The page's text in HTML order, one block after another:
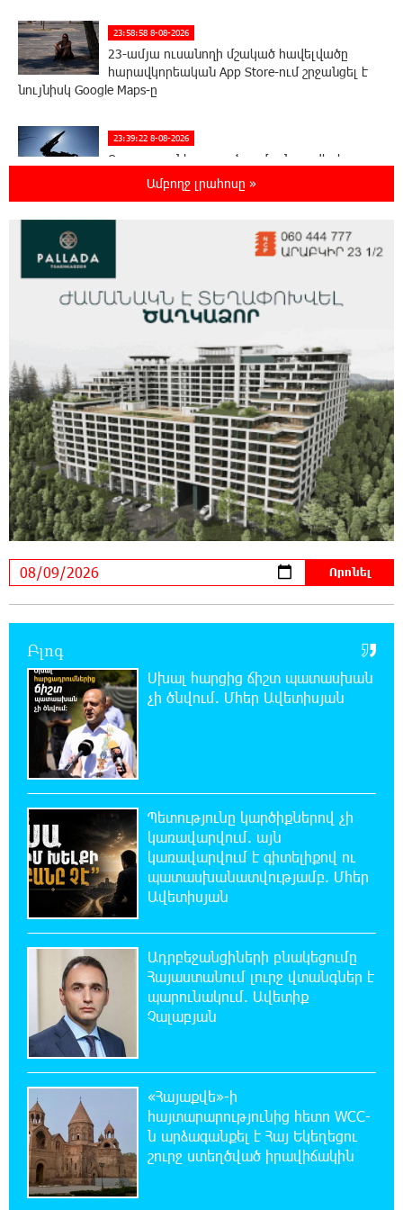
23:58:58 8-08-2026
23-ամյա ուսանողի մշակած հավելվածը
հարավկորեական App Store-ում շրջանցել է
նույնիսկ Google Maps-ը
23:39:22 8-08-2026
Ռուսաստանի տարածքում ոչնչացվել է
ուկրաինական 360 անօդաչու թռչող սարք
Օգոստոսի 10-ին, 11-ին, 12-ին, 13-ին, 14-ին,
հասցեներում լույս չի լինելու
Ողբերգական դեպք՝ Երևանում․ Կիևյան
կամրջի տակ հայտնաբերվել է տղամարդու
մարմին
22:43:21 8-08-2026
Ադրբեջանի Սարով գյուղում տանը 18-ամյա
աղջկա դի է հայտնաբերվել
22:25:11 8-08-2026
Հայհիդրոմետի տնօրենը գրել է
22:07:09 8-08-2026
Արտակարգ դեպք՝ Երևանում․ կոտրել են
շենքի պատուհաններն ու դռները
21:48:41 8-08-2026
Ալիևն ու Թրամփը հեռախոսազրույց են
ունեցել
21:29:45 8-08-2026
«Ինտեր»-ը հաղթեց «Յուվենտուս»-ին
21:10:46 8-08-2026
Քրեական վարույթի շրջանակում անձի
անձնական և ընտանեկան կյանքին առնչվող
տվյալների անհարկի հրապարակումն անթույլատրելի է.
ՄԻՊ
20:51:38 8-08-2026
Զելենսկին ու Վուչիչը քննարկել են
համագործակցությունն ընդլայնելու
հնարավորությունները
20:33:21 8-08-2026
Հրդեհի ահազանգ Սայաթ-Նովա
պողոտայում. շենքից տարհանվել է 5
բնակիչ
Ամբողջ լրահոսը »
Բլոգ
Սխալ հարցից ճիշտ պատասխան
չի ծնվում. Մհեր Ավետիսյան
Պետությունը կարծիքներով չի
կառավարվում. այն
կառավարվում է գիտելիքով ու
պատասխանատվությամբ. Մհեր
Ավետիսյան
Ադրբեջանցիների բնակեցումը
Հայաստանում լուրջ վտանգներ է
պարունակում. Ավետիք
Չալաբյան
«Հայաքվե»-ի
հայտարարությունից հետո WCC-
ն արձագանքել է Հայ Եկեղեցու
շուրջ ստեղծված իրավիճակին